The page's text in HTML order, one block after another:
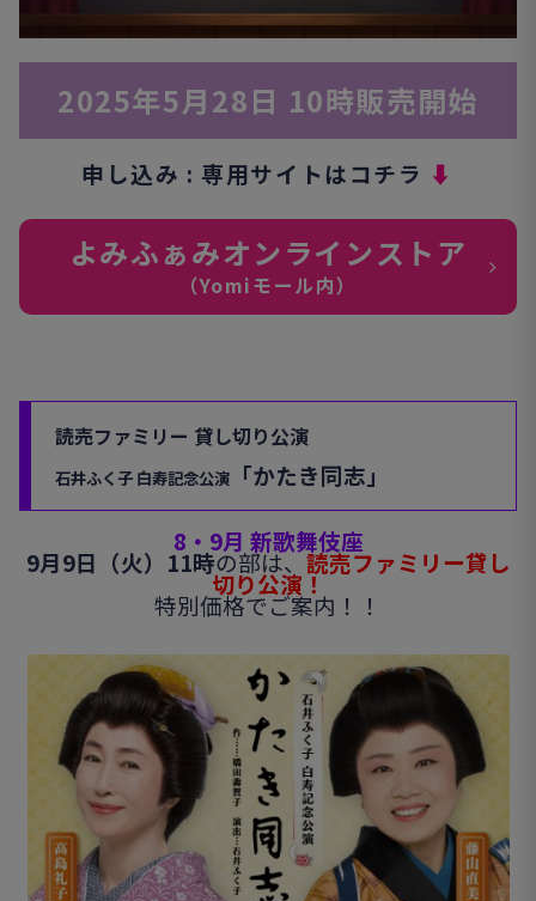
2025年5月28日 10時販売開始
申し込み : 専用サイトはコチラ ⬇︎
よみふぁみオンラインストア
（Yomiモール内）
読売ファミリー 貸し切り公演
石井ふく子 白寿記念公演 「かたき同志」
8 ・ 9月 新歌舞伎座
9月9日（火）11時の部は、読売ファミリー貸し
切り公演！
特別価格でご案内！！